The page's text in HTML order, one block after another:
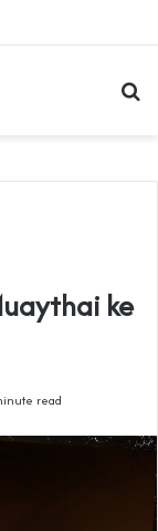
ke
read